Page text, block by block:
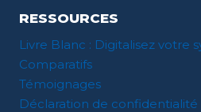
RESSOURCES
Livre Blanc : Digitalisez votre
Comparatifs
Témoignages
Déclaration de confidentialité